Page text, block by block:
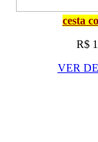
cesta
R$
VER